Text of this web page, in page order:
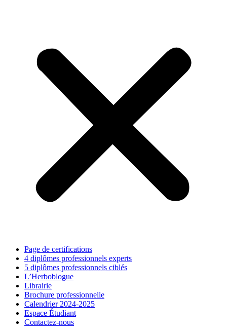
Page de certifications
4 diplômes professionnels experts
5 diplômes professionnels ciblés
L’Herboblogue
Librairie
Brochure professionnelle
Calendrier 2024-2025
Espace Étudiant
Contactez-nous